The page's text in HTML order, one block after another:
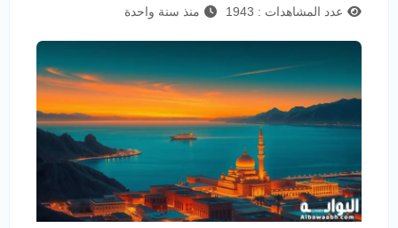
عدد المشاهدات : 1943
منذ سنة واحدة